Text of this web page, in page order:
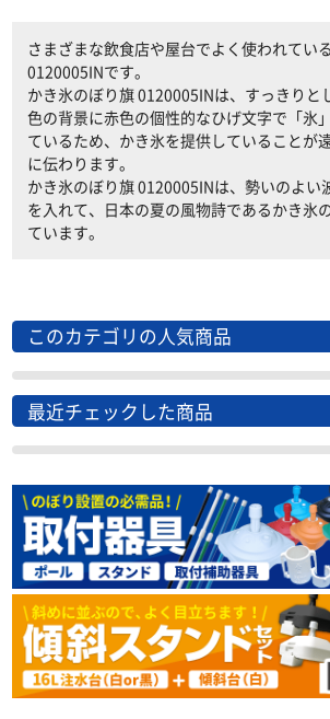
さまざまな飲食店や屋台でよく使われてい
0120005INです。
かき氷のぼり旗 0120005INは、すっきりと
色の背景に赤色の個性的なひげ文字で「氷
ているため、かき氷を提供していることが
に伝わります。
かき氷のぼり旗 0120005INは、勢いのよい
を入れて、日本の夏の風物詩であるかき氷
ています。
このカテゴリの人気商品
最近チェックした商品